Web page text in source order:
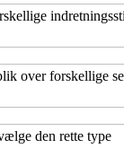
over forskellige
den rette type